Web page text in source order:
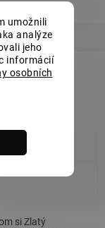
umožnili
analýze
jeho
informácií
osobních
si Zlatý